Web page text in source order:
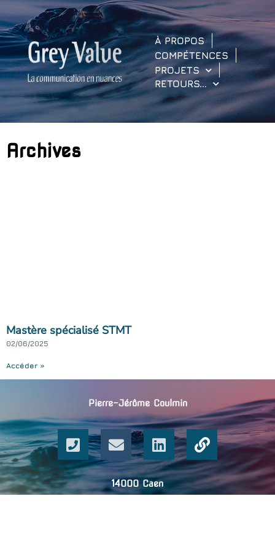
À PROPOS
COMPÉTENCES
PROJETS
RETOURS…
Archives
Mastère spécialisé STMT
02/06/2025
Accéder »
Pierre-Jérôme Coulmin
14000 Caen